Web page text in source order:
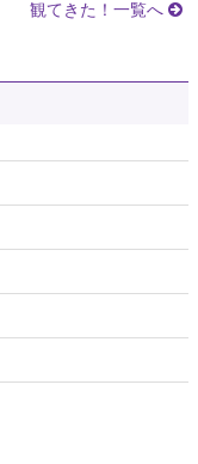
観てきた！一覧へ